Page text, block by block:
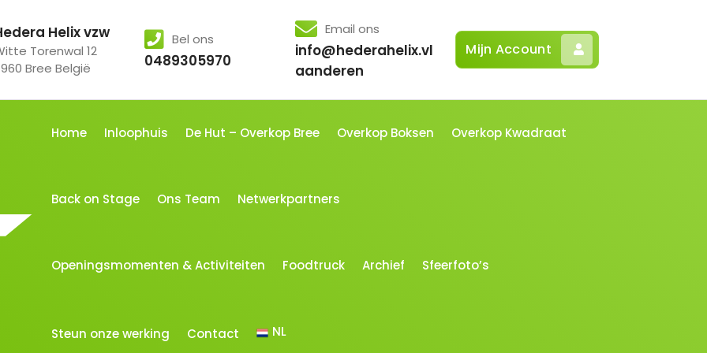
Helix vzw
Torenwal 12
Bree België
Bel ons
0489305970
Email ons
info@hederahelix.vl
aanderen
Mijn Account
Home Inloophuis De Hut – Overkop Bree Overkop Boksen Overkop Kwadraat
Back on Stage Ons Team Netwerkpartners
Openingsmomenten & Activiteiten Foodtruck Archief Sfeerfoto’s
Steun onze werking Contact NL